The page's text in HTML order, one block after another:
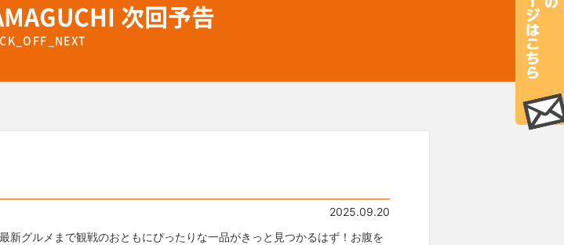
次回予告
2025.09.20
新グルメまで観戦のおともにぴったりな一品がきっと見つかるはず！お腹を